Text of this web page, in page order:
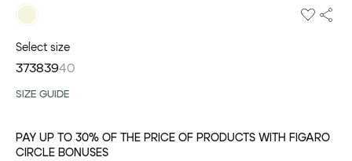
Select size
37383940
SIZE GUIDE
PAY UP TO 30% OF THE PRICE OF PRODUCTS WITH FIGARO
CIRCLE BONUSES